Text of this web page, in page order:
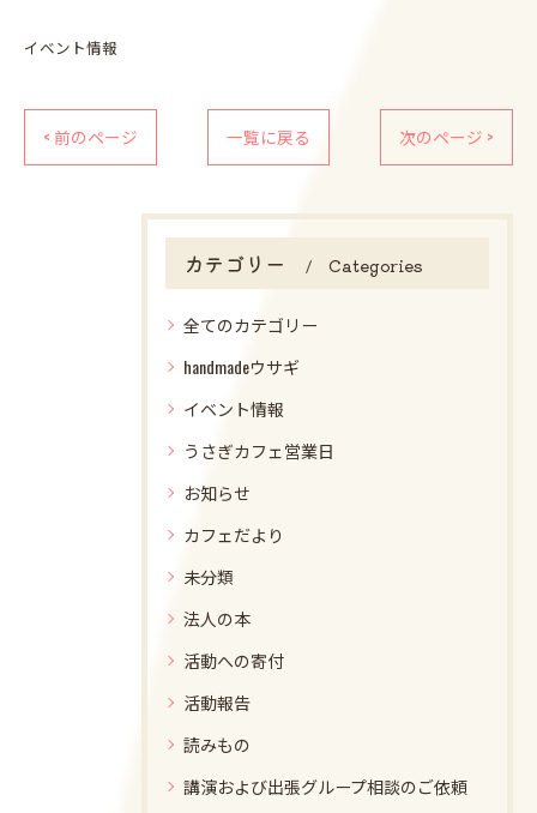
イベント情報
< 前のページ 一覧に戻る 次のページ >
カテゴリー Categories
全てのカテゴリー
handmadeウサギ
イベント情報
うさぎカフェ営業日
お知らせ
カフェだより
未分類
法人の本
活動への寄付
活動報告
読みもの
講演および出張グループ相談のご依頼